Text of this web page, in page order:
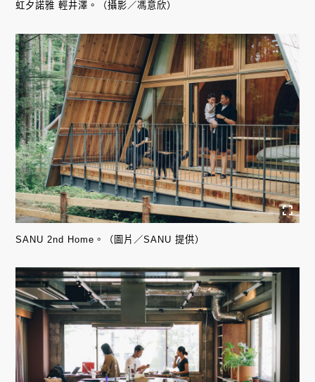
虹夕諾雅 輕井澤。（攝影／馮意欣）
SANU 2nd Home。（圖片／SANU 提供）